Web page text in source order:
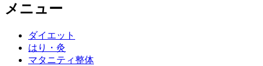
メニュー
ダイエット
はり・灸
マタニティ整体